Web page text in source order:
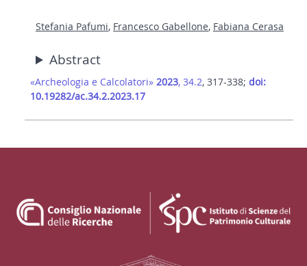
Stefania Pafumi, Francesco Gabellone, Fabiana Cerasa
Abstract
«Archeologia e Calcolatori» 2023, 34.2, 317-338; doi:
10.19282/ac.34.2.2023.17